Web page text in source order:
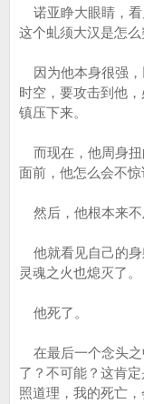
诺亚睁大眼睛，看
这个虬须大汉是怎么
因为他本身很强，
时空，要攻击到他
镇压下来。
而现在，他周身扭
面前，他怎么会不惊
然后，他根本来不
他就看见自己的身
灵魂之火也熄灭了。
他死了。
在最后一个念头之
了？不可能？这肯
照道理，我的死亡